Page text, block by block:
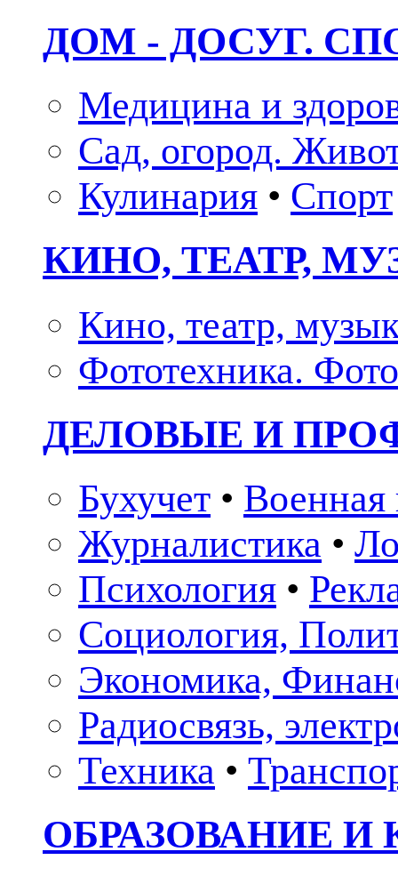
ДОМ - ДОСУГ.
Медицина и
Сад, огород.
Кулинария • Спорт
КИНО, ТЕАТР,
Кино, театр,
Фототехника.
ДЕЛОВЫЕ И
Бухучет • Военная
Журналистика •
Психология •
Социология,
Экономика,
Радиосвязь,
Техника •
ОБРАЗОВАНИЕ И